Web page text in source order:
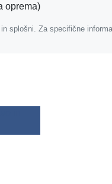
oprema)
splošni. Za specifične